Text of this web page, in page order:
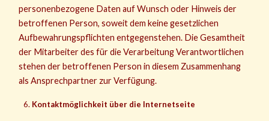
personenbezogene Daten auf Wunsch oder Hinweis der
betroffenen Person, soweit dem keine gesetzlichen
Aufbewahrungspflichten entgegenstehen. Die Gesamtheit
der Mitarbeiter des für die Verarbeitung Verantwortlichen
stehen der betroffenen Person in diesem Zusammenhang
als Ansprechpartner zur Verfügung.
Kontaktmöglichkeit über die Internetseite